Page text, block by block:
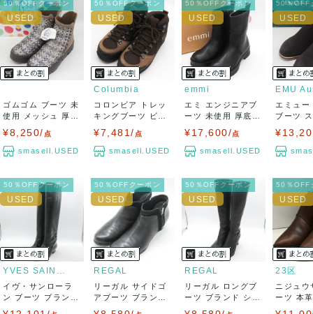
50％OFFクーポン
ゴムゴム ブーツ 未
使用 メッシュ 厚底
¥8,250/ 点
smasell.USED
50％OFFクーポン
Columbia
コロンビア トレッ
キングブーツ ビブ
¥7,481/ 点
smasell.USED
50％OFFクーポン
emmi
エミ エンジニアブ
ーツ 未使用 厚底
¥17,600/点
smasell.USED
50％OFF
エミュー
ブーツ
50％OFFクーポン
イヴ・サンローラ
ン ブーツ ブランド
50％OFFクーポン
REGAL
リーガル サイドゴ
アブーツ ブランド
50％OFFクーポン
REGAL
リーガル ロングブ
ーツ ブランド シュ
50％OFF
23区
ニジュ
ーツ 本